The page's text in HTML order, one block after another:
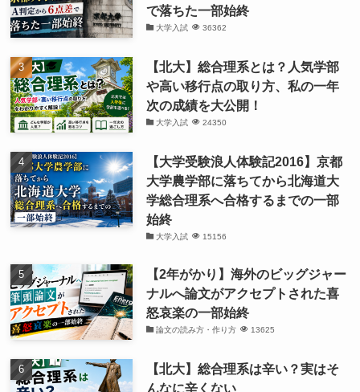
で落ちた一部始終
大学入試 36362
【北大】総合理系とは？人気学部
や高い移行点の取り方、私の一年
次の成績を大公開！
大学入試 24350
【大学受験浪人体験記2016】京都
大学農学部に落ちてから北海道大
学総合理系へ合格するまでの一部
始終
大学入試 15156
【2年がかり】海外のビッグジャー
ナルへ論文がアクセプトされた喜
怒哀楽の一部始終
論文の読み方・作り方 13625
【北大】総合理系は辛い？実はそ
んなに辛くない